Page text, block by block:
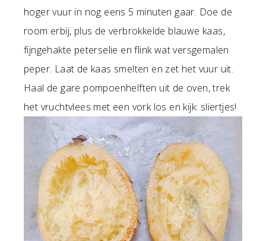
hoger vuur in nog eens 5 minuten gaar. Doe de
room erbij, plus de verbrokkelde blauwe kaas,
fijngehakte peterselie en flink wat versgemalen
peper. Laat de kaas smelten en zet het vuur uit.
Haal de gare pompoenhelften uit de oven, trek
het vruchtvlees met een vork los en kijk: sliertjes!